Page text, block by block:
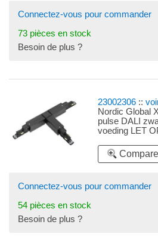
Connectez-vous pour commander
73 pièces en stock
Besoin de plus ?
23002306 ::
Nordic Global
pulse DALI
voeding LET
Connectez-vous pour commander
54 pièces en stock
Besoin de plus ?